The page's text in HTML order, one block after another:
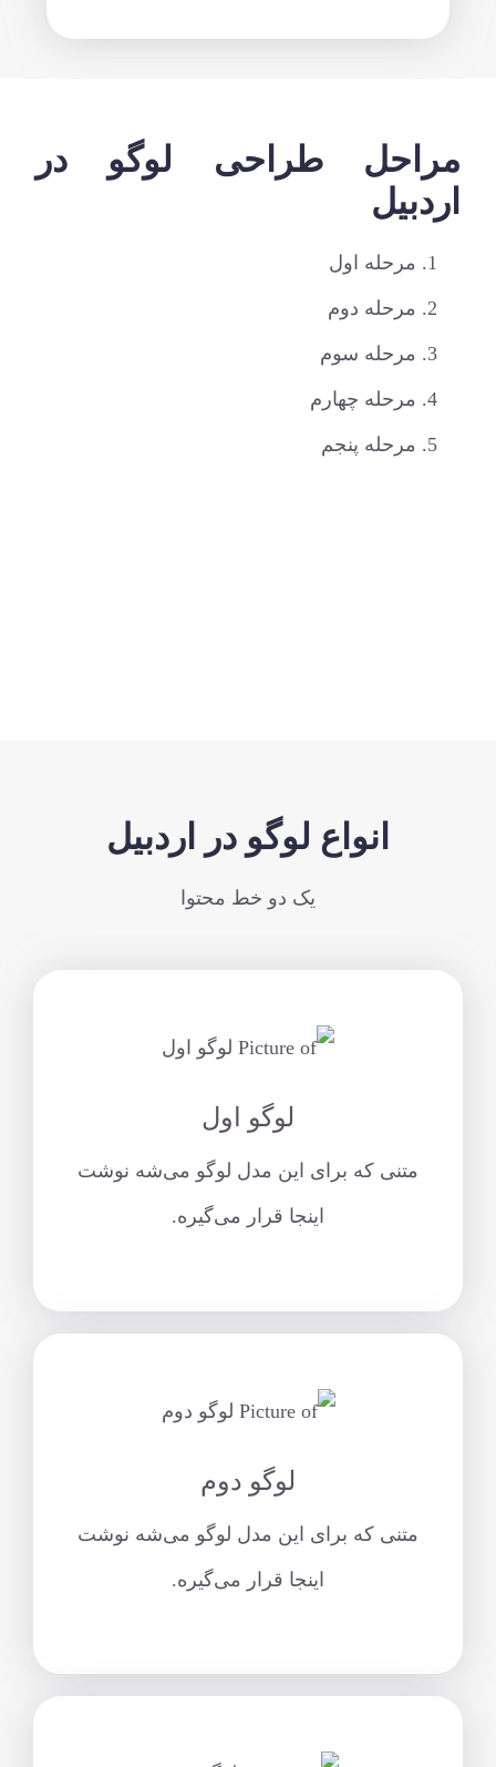
مراحل طراحی لوگو در
اردبیل
مرحله اول
مرحله دوم
مرحله سوم
مرحله چهارم
مرحله پنجم
انواع لوگو در اردبیل
یک دو خط محتوا
لوگو اول
متنی که برای این مدل لوگو می‌شه نوشت
اینجا قرار می‌گیره.
لوگو دوم
متنی که برای این مدل لوگو می‌شه نوشت
اینجا قرار می‌گیره.